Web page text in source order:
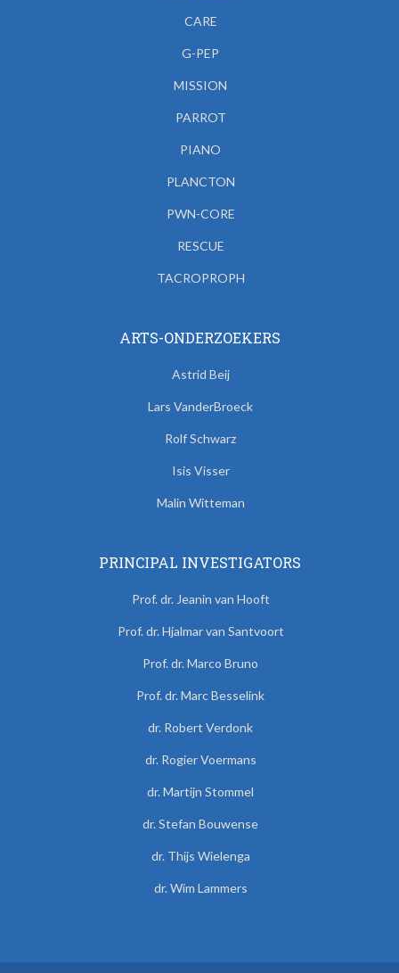
CARE
G-PEP
MISSION
PARROT
PIANO
PLANCTON
PWN-CORE
RESCUE
TACROPROPH
ARTS-ONDERZOEKERS
Astrid Beij
Lars VanderBroeck
Rolf Schwarz
Isis Visser
Malin Witteman
PRINCIPAL INVESTIGATORS
Prof. dr. Jeanin van Hooft
Prof. dr. Hjalmar van Santvoort
Prof. dr. Marco Bruno
Prof. dr. Marc Besselink
dr. Robert Verdonk
dr. Rogier Voermans
dr. Martijn Stommel
dr. Stefan Bouwense
dr. Thijs Wielenga
dr. Wim Lammers